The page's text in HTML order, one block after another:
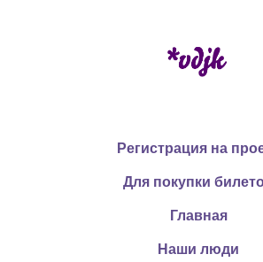
Регистрация на
Для покупки
Главная
Наши люди